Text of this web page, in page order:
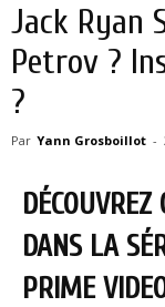
Jack Ryan
Petrov ?
?
Par Yann Grosboillot -
DANS LA
PRIME